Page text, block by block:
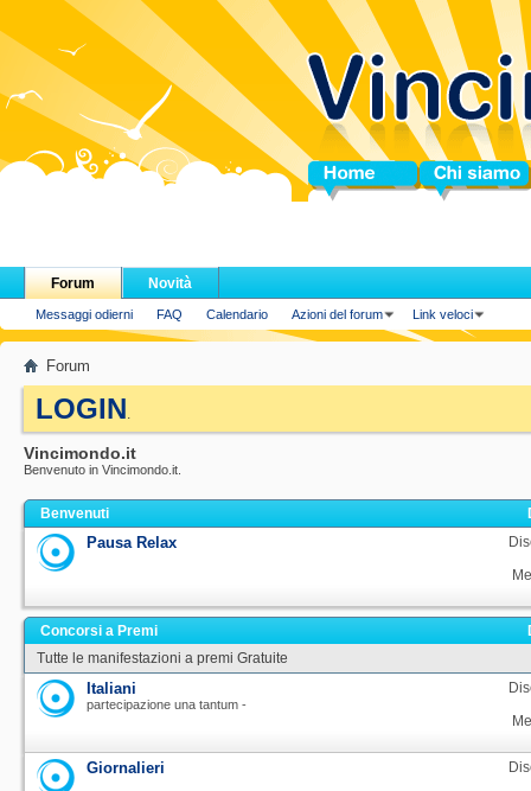
Home Chi siamo
Forum
Messaggi odierni FAQ Calendario Azioni del forum Link veloci
Novità
Forum
LOGIN.
Vincimondo.it
Benvenuto in Vincimondo.it.
Benvenuti
Pausa Relax
Concorsi a Premi
Tutte le manifestazioni a premi Gratuite
Italiani
partecipazione una tantum -
Giornalieri